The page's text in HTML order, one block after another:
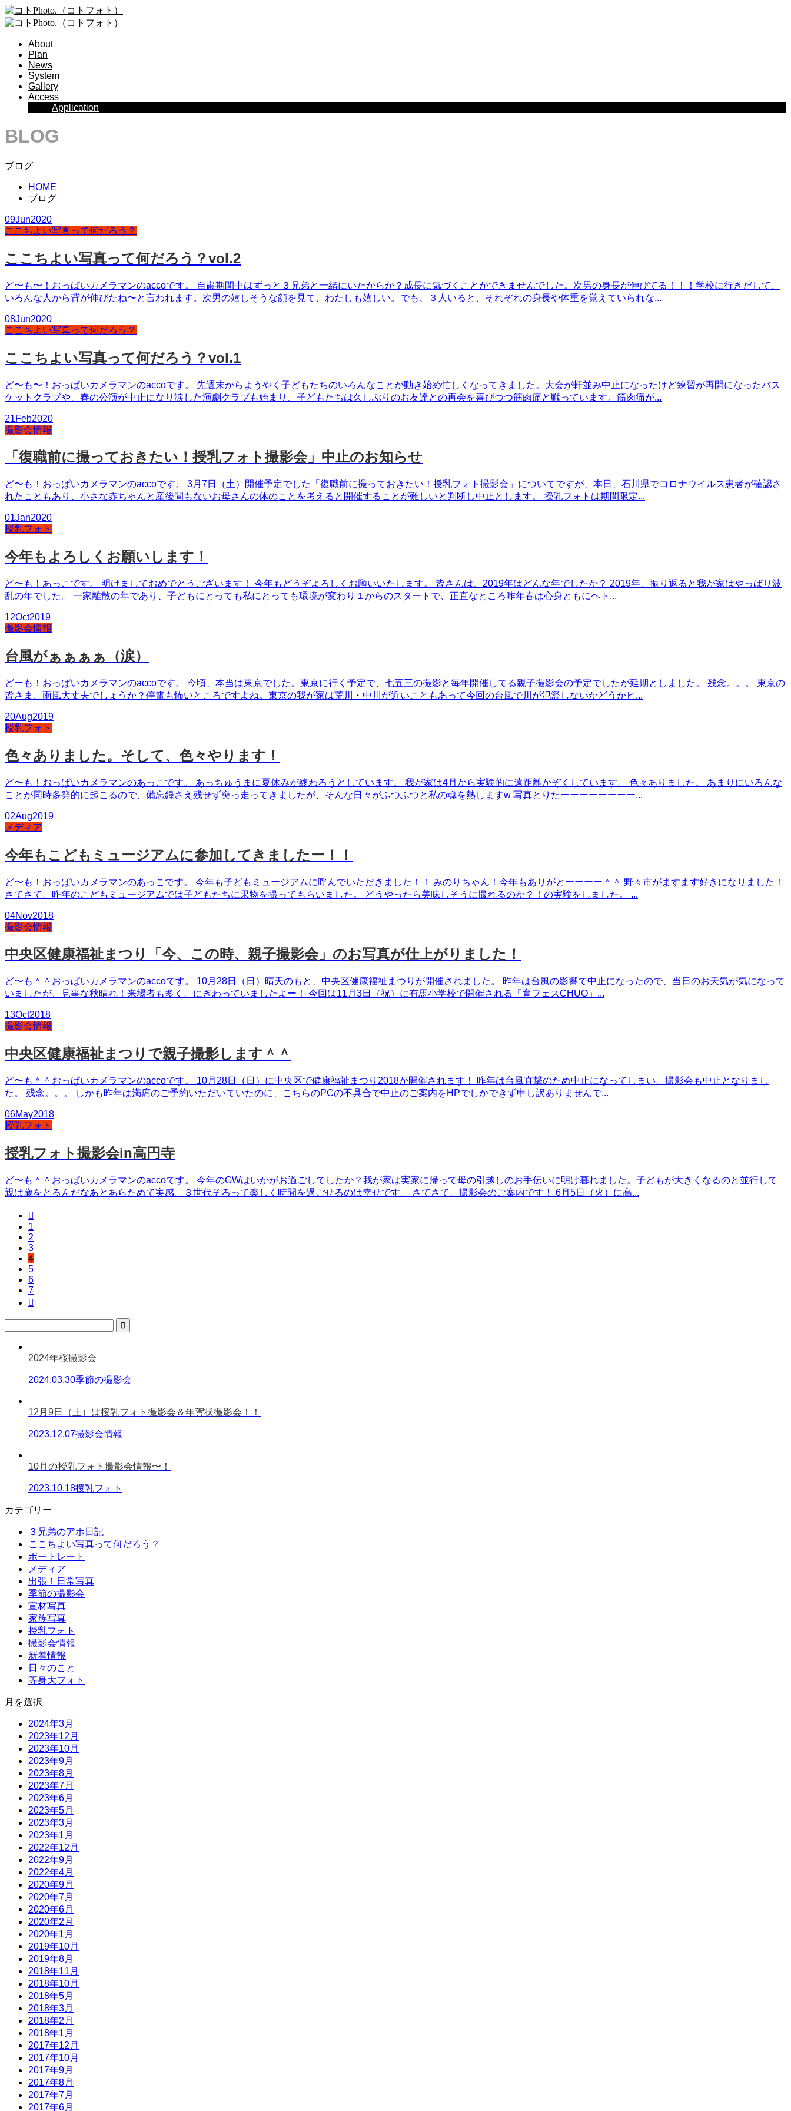
About
Plan
News
System
Gallery
Access
Application
BLOG
ブログ
HOME
ブログ
09Jun2020
ここちよい写真って何だろう？
ここちよい写真って何だろう？vol.2
ど〜も〜！おっぱいカメラマンのaccoです。 自粛期間中はずっと３兄弟と一緒にいたからか？成長に気づくことができませんでした。次男の身長が伸びてる！！！学校に行きだして、
いろんな人から背が伸びたね〜と言われます。次男の嬉しそうな顔を見て、わたしも嬉しい。でも、３人いると、それぞれの身長や体重を覚えていられな...
08Jun2020
ここちよい写真って何だろう？
ここちよい写真って何だろう？vol.1
ど〜も〜！おっぱいカメラマンのaccoです。 先週末からようやく子どもたちのいろんなことが動き始め忙しくなってきました。大会が軒並み中止になったけど練習が再開になったバス
ケットクラブや、春の公演が中止になり涙した演劇クラブも始まり、子どもたちは久しぶりのお友達との再会を喜びつつ筋肉痛と戦っています。筋肉痛が...
21Feb2020
撮影会情報
「復職前に撮っておきたい！授乳フォト撮影会」中止のお知らせ
ど〜も！おっぱいカメラマンのaccoです。 3月7日（土）開催予定でした「復職前に撮っておきたい！授乳フォト撮影会」についてですが、本日、石川県でコロナウイルス患者が確認さ
れたこともあり、小さな赤ちゃんと産後間もないお母さんの体のことを考えると開催することが難しいと判断し中止とします。 授乳フォトは期間限定...
01Jan2020
授乳フォト
今年もよろしくお願いします！
ど〜も！あっこです。 明けましておめでとうございます！ 今年もどうぞよろしくお願いいたします。 皆さんは、2019年はどんな年でしたか？ 2019年、振り返ると我が家はやっぱり波
乱の年でした。 一家離散の年であり、子どもにとっても私にとっても環境が変わり１からのスタートで、正直なところ昨年春は心身ともにヘト...
12Oct2019
撮影会情報
台風がぁぁぁぁ（涙）
どーも！おっぱいカメラマンのaccoです。 今頃、本当は東京でした。東京に行く予定で、七五三の撮影と毎年開催してる親子撮影会の予定でしたが延期としました。 残念。。。 東京の
皆さま、雨風大丈夫でしょうか？停電も怖いところですよね。東京の我が家は荒川・中川が近いこともあって今回の台風で川が氾濫しないかどうかヒ...
20Aug2019
授乳フォト
色々ありました。そして、色々やります！
ど〜も！おっぱいカメラマンのあっこです。 あっちゅうまに夏休みが終わろうとしています。 我が家は4月から実験的に遠距離かぞくしています。 色々ありました。 あまりにいろんな
ことが同時多発的に起こるので、備忘録さえ残せず突っ走ってきましたが、そんな日々がふつふつと私の魂を熱しますw 写真とりたーーーーーーーー...
02Aug2019
メディア
今年もこどもミュージアムに参加してきましたー！！
ど〜も！おっぱいカメラマンのあっこです。 今年も子どもミュージアムに呼んでいただきました！！ みのりちゃん！今年もありがとーーーー＾＾ 野々市がますます好きになりました！
さてさて、昨年のこどもミュージアムでは子どもたちに果物を撮ってもらいました。 どうやったら美味しそうに撮れるのか？！の実験をしました。 ...
04Nov2018
撮影会情報
中央区健康福祉まつり「今、この時、親子撮影会」のお写真が仕上がりました！
ど〜も＾＾おっぱいカメラマンのaccoです。 10月28日（日）晴天のもと、中央区健康福祉まつりが開催されました。 昨年は台風の影響で中止になったので、当日のお天気が気になって
いましたが、見事な秋晴れ！来場者も多く、にぎわっていましたよー！ 今回は11月3日（祝）に有馬小学校で開催される「育フェスCHUO」...
13Oct2018
撮影会情報
中央区健康福祉まつりで親子撮影します＾＾
ど〜も＾＾おっぱいカメラマンのaccoです。 10月28日（日）に中央区で健康福祉まつり2018が開催されます！ 昨年は台風直撃のため中止になってしまい、撮影会も中止となりまし
た。 残念。。。 しかも昨年は満席のご予約いただいていたのに、こちらのPCの不具合で中止のご案内をHPでしかできず申し訳ありませんで...
06May2018
授乳フォト
授乳フォト撮影会in高円寺
ど〜も＾＾おっぱいカメラマンのaccoです。 今年のGWはいかがお過ごしでしたか？我が家は実家に帰って母の引越しのお手伝いに明け暮れました。子どもが大きくなるのと並行して
親は歳をとるんだなあとあらためて実感。３世代そろって楽しく時間を過ごせるのは幸せです。 さてさて、撮影会のご案内です！ 6月5日（火）に高...

1
2
3
4
5
6
7

2024年桜撮影会
2024.03.30季節の撮影会
12月9日（土）は授乳フォト撮影会＆年賀状撮影会！！
2023.12.07撮影会情報
10月の授乳フォト撮影会情報〜！
2023.10.18授乳フォト
カテゴリー
３兄弟のアホ日記
ここちよい写真って何だろう？
ポートレート
メディア
出張！日常写真
季節の撮影会
宣材写真
家族写真
授乳フォト
撮影会情報
新着情報
日々のこと
等身大フォト
月を選択
2024年3月
2023年12月
2023年10月
2023年9月
2023年8月
2023年7月
2023年6月
2023年5月
2023年3月
2023年1月
2022年12月
2022年9月
2022年4月
2020年9月
2020年7月
2020年6月
2020年2月
2020年1月
2019年10月
2019年8月
2018年11月
2018年10月
2018年5月
2018年3月
2018年2月
2018年1月
2017年12月
2017年10月
2017年9月
2017年8月
2017年7月
2017年6月